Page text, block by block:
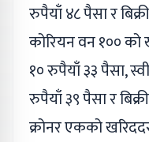
रुपैयाँ ४८ पैसा र
कोरियन वन १०० को
१० रुपैयाँ ३३ पैसा,
रुपैयाँ ३९ पैसा र
क्रोनर एकको